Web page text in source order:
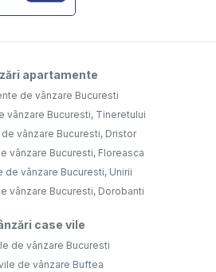
apartamente
de vânzare Bucuresti
vânzare Bucuresti, Tineretului
vânzare Bucuresti, Dristor
vânzare Bucuresti, Floreasca
de vânzare Bucuresti, Unirii
vânzare Bucuresti, Dorobanti
case vile
de vânzare Bucuresti
de vânzare Buftea